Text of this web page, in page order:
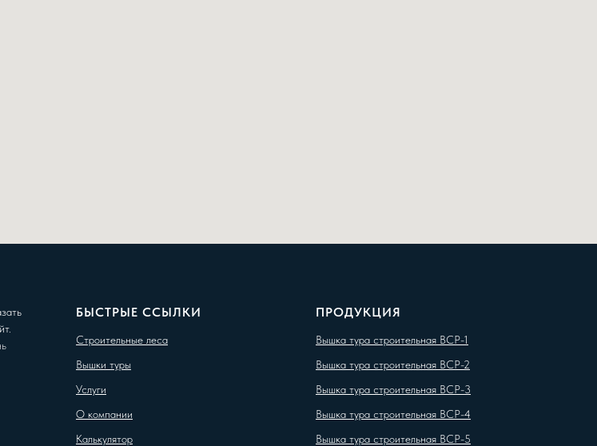
БЫСТРЫЕ ССЫЛКИ
Строительные леса
Вышки туры
Услуги
О компании
Калькулятор
ПРОДУКЦИЯ
Вышка тура строительная ВСР-1
Вышка тура строительная ВСР-2
Вышка тура строительная ВСР-3
Вышка тура строительная ВСР-4
Вышка тура строительная ВСР-5